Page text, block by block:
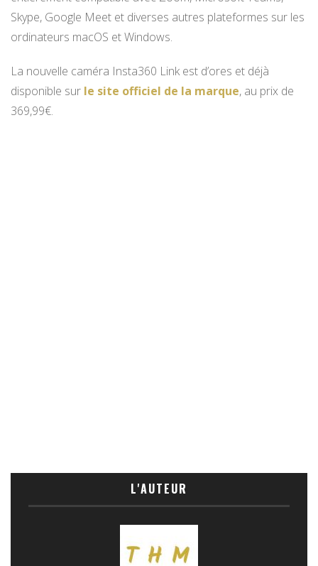
Skype, Google Meet et diverses autres plateformes sur les
ordinateurs macOS et Windows.
La nouvelle caméra Insta360 Link est d’ores et déjà
disponible sur le site officiel de la marque, au prix de
369,99€.
L'AUTEUR